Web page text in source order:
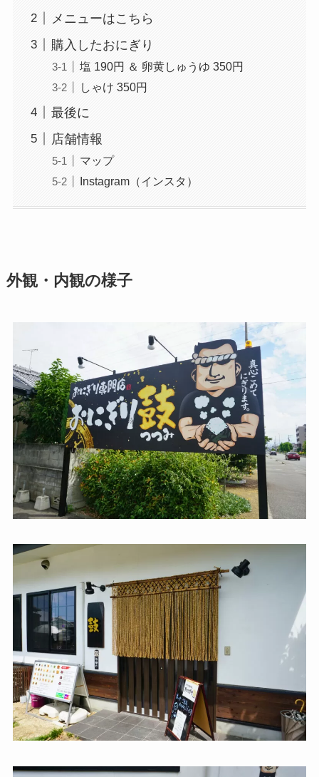
メニューはこちら
購入したおにぎり
塩 190円 ＆ 卵黄しゅうゆ 350円
しゃけ 350円
最後に
店舗情報
マップ
Instagram（インスタ）
外観・内観の様子